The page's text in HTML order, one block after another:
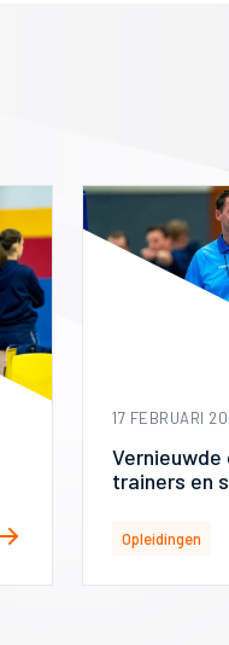
17 FEBRUARI
trainers en
Opleidingen